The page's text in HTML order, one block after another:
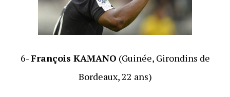
6-François KAMANO (Guinée, Girondins de
Bordeaux, 22 ans)